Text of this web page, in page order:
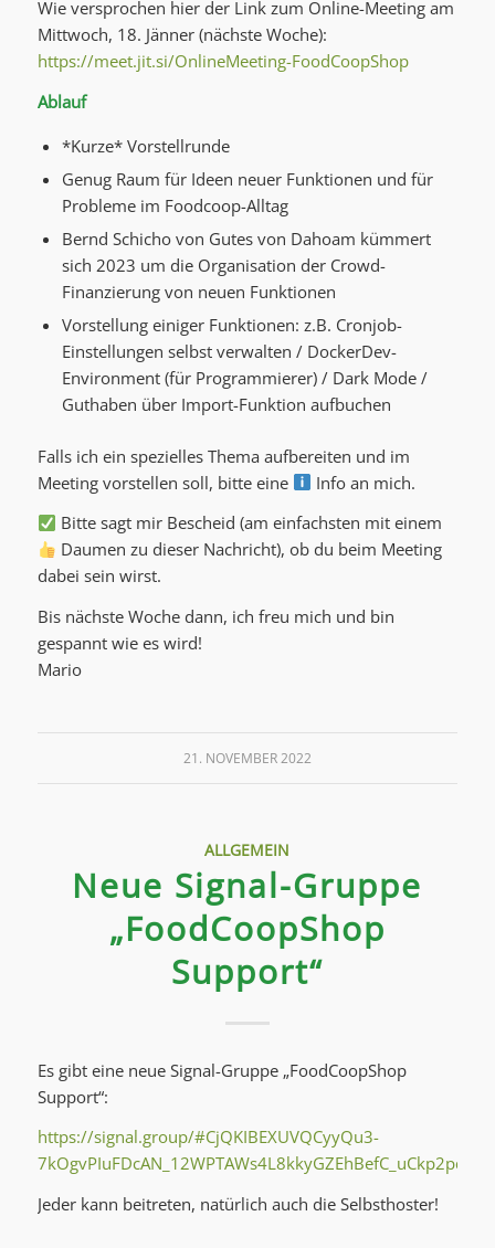
Wie versprochen hier der Link zum Online-Meeting am
Mittwoch, 18. Jänner (nächste Woche):
https://meet.jit.si/OnlineMeeting-FoodCoopShop
Ablauf
*Kurze* Vorstellrunde
Genug Raum für Ideen neuer Funktionen und für
Probleme im Foodcoop-Alltag
Bernd Schicho von Gutes von Dahoam kümmert
sich 2023 um die Organisation der Crowd-
Finanzierung von neuen Funktionen
Vorstellung einiger Funktionen: z.B. Cronjob-
Einstellungen selbst verwalten / DockerDev-
Environment (für Programmierer) / Dark Mode /
Guthaben über Import-Funktion aufbuchen
Falls ich ein spezielles Thema aufbereiten und im
Meeting vorstellen soll, bitte eine
Info an mich.
Bitte sagt mir Bescheid (am einfachsten mit einem
Daumen zu dieser Nachricht), ob du beim Meeting
dabei sein wirst.
Bis nächste Woche dann, ich freu mich und bin
gespannt wie es wird!
Mario
21. NOVEMBER 2022
ALLGEMEIN
Neue Signal-Gruppe
„FoodCoopShop
Support“
Es gibt eine neue Signal-Gruppe „FoodCoopShop
Support“:
https://signal.group/#CjQKIBEXUVQCyyQu3-
Jeder kann beitreten, natürlich auch die Selbsthoster!